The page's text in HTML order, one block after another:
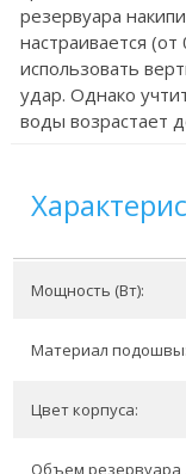
резервуара
настраивается
использовать
удар. Однако
воды возрастает
Мощность (Вт):
Материал подошвы:
Цвет корпуса:
Объем резервуара